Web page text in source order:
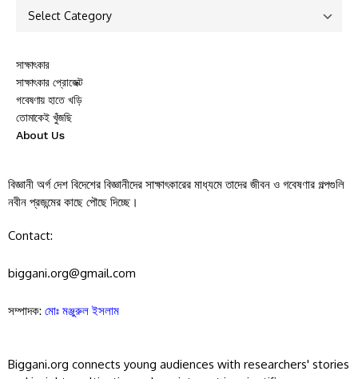
সাক্ষাৎকার
সাক্ষাৎকার প্রোজেক্ট
গবেষণায় হাতে খড়ি
তোমাকেই খুঁজছি
About Us
বিজ্ঞানী অর্গ দেশ বিদেশের বিজ্ঞানীদের সাক্ষাৎকারের মাধ্যমে তাদের জীবন ও গবেষণার গল্পগুলি
নবীন প্রজন্মের কাছে পৌছে দিচ্ছে।
Contact:
biggani.org@gmail.com
সম্পাদক: মোঃ মঞ্জুরুল ইসলাম
Biggani.org connects young audiences with researchers' stories